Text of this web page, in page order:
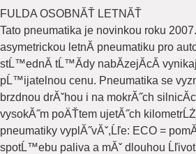
FULDA OSOBNĂŤ LETNĂŤ
Tato pneumatika je novinkou roku
asymetrickou letnĂ­ pneumatiku pro
stĹ™ednĂ­ tĹ™Ă­dy nabĂ­zejĂ­cĂ­
pĹ™ijatelnou cenu. Pneumatika se
brzdnou drĂˇhou i na mokrĂ˝ch
vysokĂ˝m poÄŤtem ujetĂ˝ch
pneumatiky vyplĂ˝vĂˇ,Ĺľe: ECO =
spotĹ™ebu paliva a mĂˇ dlouhou